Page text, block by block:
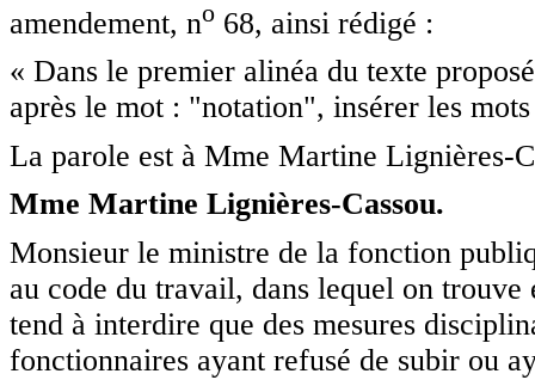
amendement, no 68, ainsi rédigé :
« Dans le premier alinéa du texte
après le mot : "notation", insérer les
La parole est à Mme Martine Lignières-
Mme Martine Lignières-Cassou.
Monsieur le ministre de la fonction
au code du travail, dans lequel on
tend à interdire que des mesures
fonctionnaires ayant refusé de subir ou